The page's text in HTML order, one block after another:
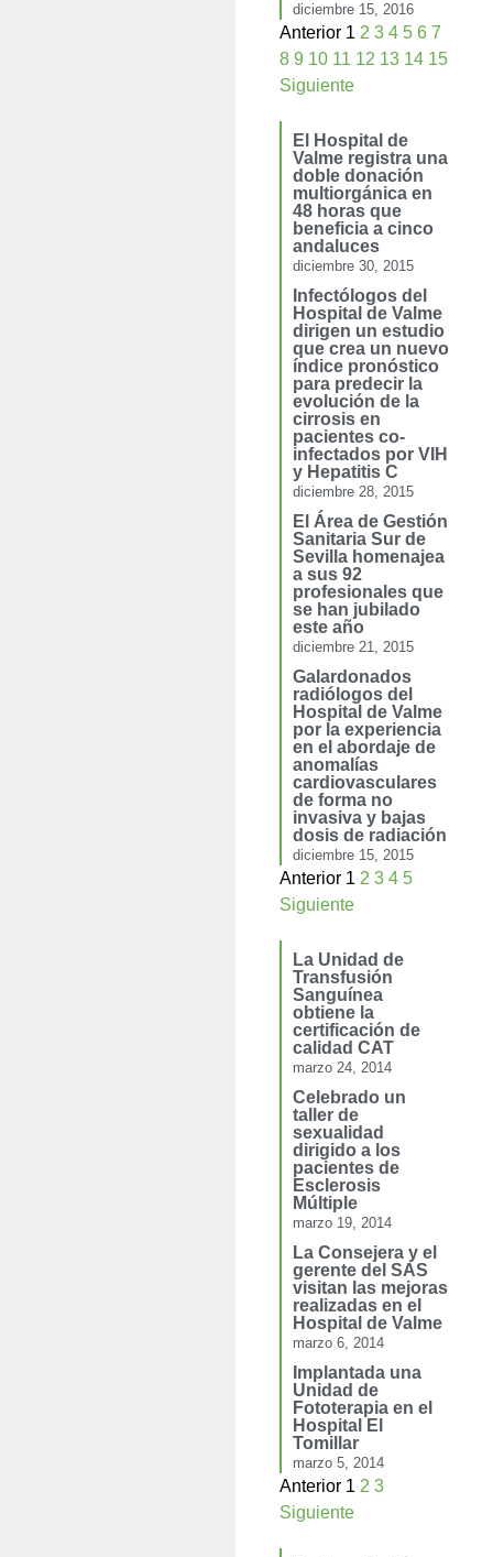
diciembre 15, 2016
Anterior 1 2 3 4 5 6 7
8 9 10 11 12 13 14 15
Siguiente
El Hospital de
Valme registra una
doble donación
multiorgánica en
48 horas que
beneficia a cinco
andaluces
diciembre 30, 2015
Infectólogos del
Hospital de Valme
dirigen un estudio
que crea un nuevo
índice pronóstico
para predecir la
evolución de la
cirrosis en
pacientes co-
infectados por VIH
y Hepatitis C
diciembre 28, 2015
El Área de Gestión
Sanitaria Sur de
Sevilla homenajea
a sus 92
profesionales que
se han jubilado
este año
diciembre 21, 2015
Galardonados
radiólogos del
Hospital de Valme
por la experiencia
en el abordaje de
anomalías
cardiovasculares
de forma no
invasiva y bajas
dosis de radiación
diciembre 15, 2015
Anterior 1 2 3 4 5
Siguiente
La Unidad de
Transfusión
Sanguínea
obtiene la
certificación de
calidad CAT
marzo 24, 2014
Celebrado un
taller de
sexualidad
dirigido a los
pacientes de
Esclerosis
Múltiple
marzo 19, 2014
La Consejera y el
gerente del SAS
visitan las mejoras
realizadas en el
Hospital de Valme
marzo 6, 2014
Implantada una
Unidad de
Fototerapia en el
Hospital El
Tomillar
marzo 5, 2014
Anterior 1 2 3
Siguiente